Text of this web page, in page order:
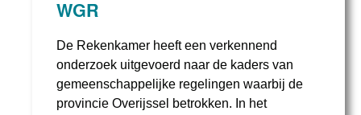
WGR
De Rekenkamer heeft een verkennend
onderzoek uitgevoerd naar de kaders van
gemeenschappelijke regelingen waarbij de
provincie Overijssel betrokken. In het